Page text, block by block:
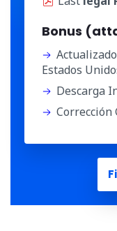
Bonus
Estados
Descarga
Corrección